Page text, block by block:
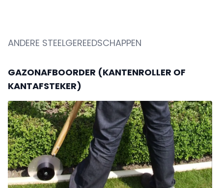
ANDERE STEELGEREEDSCHAPPEN
GAZONAFBOORDER (KANTENROLLER OF
KANTAFSTEKER)